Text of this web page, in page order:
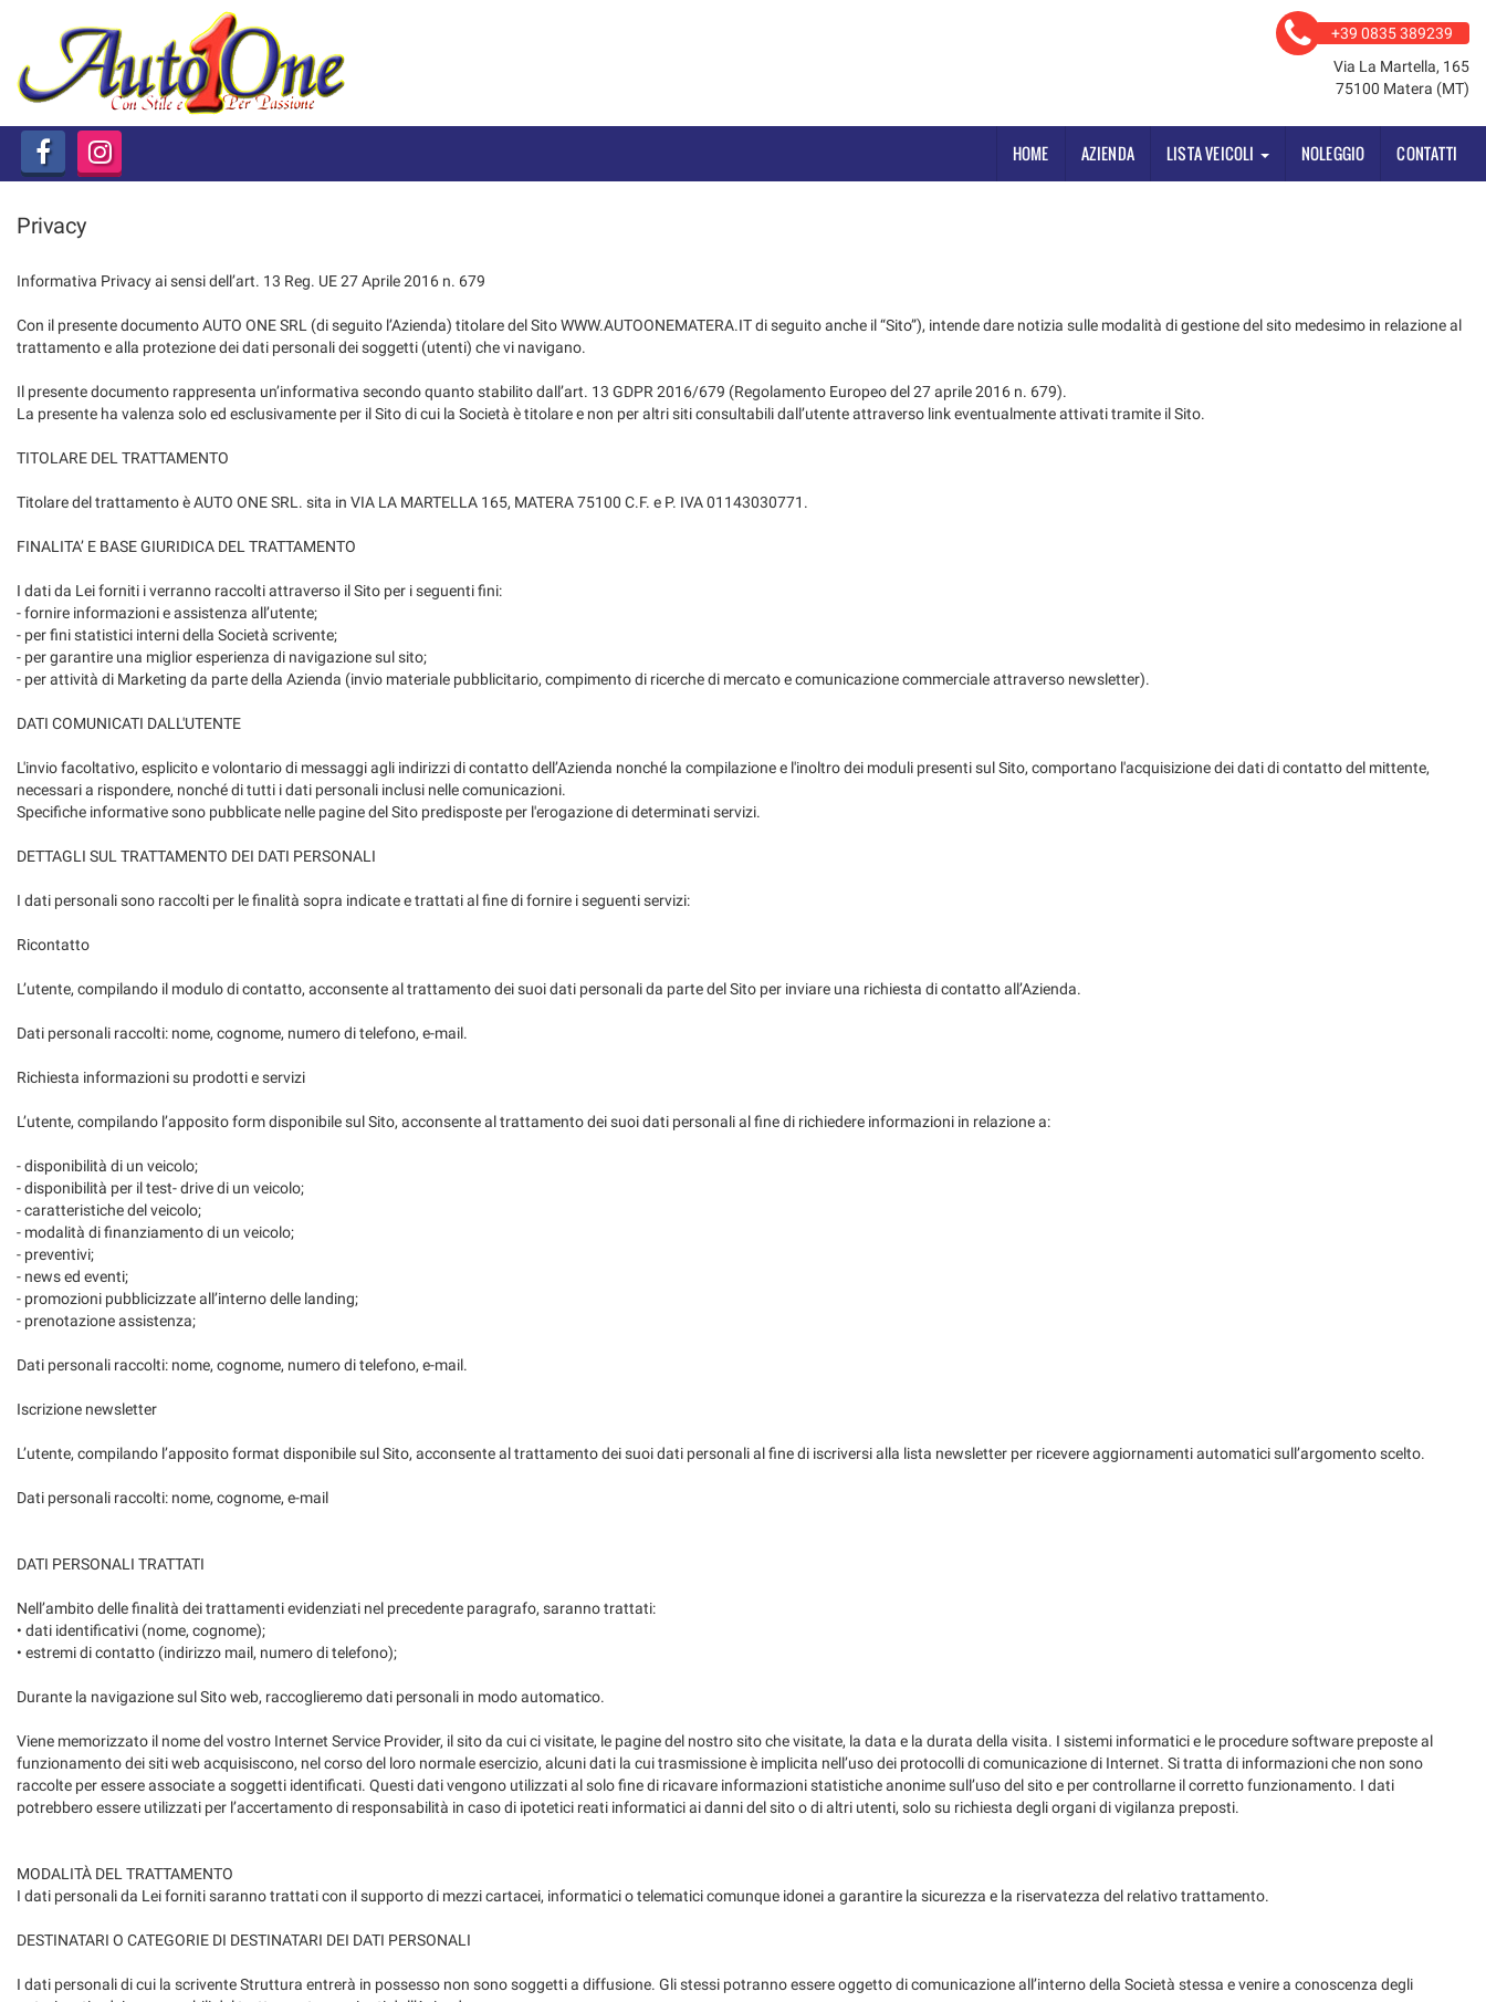
AZIENDA
LISTA VEICOLI
COMMERCIALI LEGGERI
NOLEGGIO
CONTATTI
+39 0835 389239
Via La Martella, 165
75100 Matera (MT)
HOME AZIENDA LISTA VEICOLI NOLEGGIO CONTATTI
Privacy
Informativa Privacy ai sensi dell’art. 13 Reg. UE 27 Aprile 2016 n. 679
Con il presente documento AUTO ONE SRL (di seguito l’Azienda) titolare del Sito WWW.AUTOONEMATERA.IT di seguito anche il “Sito”), intende dare notizia sulle modalità di gestione del sito medesimo in relazione al
trattamento e alla protezione dei dati personali dei soggetti (utenti) che vi navigano.
Il presente documento rappresenta un’informativa secondo quanto stabilito dall’art. 13 GDPR 2016/679 (Regolamento Europeo del 27 aprile 2016 n. 679).
La presente ha valenza solo ed esclusivamente per il Sito di cui la Società è titolare e non per altri siti consultabili dall’utente attraverso link eventualmente attivati tramite il Sito.
TITOLARE DEL TRATTAMENTO
Titolare del trattamento è AUTO ONE SRL. sita in VIA LA MARTELLA 165, MATERA 75100 C.F. e P. IVA 01143030771.
FINALITA’ E BASE GIURIDICA DEL TRATTAMENTO
I dati da Lei forniti i verranno raccolti attraverso il Sito per i seguenti fini:
- fornire informazioni e assistenza all’utente;
- per fini statistici interni della Società scrivente;
- per garantire una miglior esperienza di navigazione sul sito;
- per attività di Marketing da parte della Azienda (invio materiale pubblicitario, compimento di ricerche di mercato e comunicazione commerciale attraverso newsletter).
DATI COMUNICATI DALL'UTENTE
L'invio facoltativo, esplicito e volontario di messaggi agli indirizzi di contatto dell’Azienda nonché la compilazione e l'inoltro dei moduli presenti sul Sito, comportano l'acquisizione dei dati di contatto del mittente,
necessari a rispondere, nonché di tutti i dati personali inclusi nelle comunicazioni.
Specifiche informative sono pubblicate nelle pagine del Sito predisposte per l'erogazione di determinati servizi.
DETTAGLI SUL TRATTAMENTO DEI DATI PERSONALI
I dati personali sono raccolti per le finalità sopra indicate e trattati al fine di fornire i seguenti servizi:
Ricontatto
L’utente, compilando il modulo di contatto, acconsente al trattamento dei suoi dati personali da parte del Sito per inviare una richiesta di contatto all’Azienda.
Dati personali raccolti: nome, cognome, numero di telefono, e-mail.
Richiesta informazioni su prodotti e servizi
L’utente, compilando l’apposito form disponibile sul Sito, acconsente al trattamento dei suoi dati personali al fine di richiedere informazioni in relazione a:
- disponibilità di un veicolo;
- disponibilità per il test- drive di un veicolo;
- caratteristiche del veicolo;
- modalità di finanziamento di un veicolo;
- preventivi;
- news ed eventi;
- promozioni pubblicizzate all’interno delle landing;
- prenotazione assistenza;
Dati personali raccolti: nome, cognome, numero di telefono, e-mail.
Iscrizione newsletter
L’utente, compilando l’apposito format disponibile sul Sito, acconsente al trattamento dei suoi dati personali al fine di iscriversi alla lista newsletter per ricevere aggiornamenti automatici sull’argomento scelto.
Dati personali raccolti: nome, cognome, e-mail
DATI PERSONALI TRATTATI
Nell’ambito delle finalità dei trattamenti evidenziati nel precedente paragrafo, saranno trattati:
• dati identificativi (nome, cognome);
• estremi di contatto (indirizzo mail, numero di telefono);
Durante la navigazione sul Sito web, raccoglieremo dati personali in modo automatico.
Viene memorizzato il nome del vostro Internet Service Provider, il sito da cui ci visitate, le pagine del nostro sito che visitate, la data e la durata della visita. I sistemi informatici e le procedure software preposte al
funzionamento dei siti web acquisiscono, nel corso del loro normale esercizio, alcuni dati la cui trasmissione è implicita nell’uso dei protocolli di comunicazione di Internet. Si tratta di informazioni che non sono
raccolte per essere associate a soggetti identificati. Questi dati vengono utilizzati al solo fine di ricavare informazioni statistiche anonime sull’uso del sito e per controllarne il corretto funzionamento. I dati
potrebbero essere utilizzati per l’accertamento di responsabilità in caso di ipotetici reati informatici ai danni del sito o di altri utenti, solo su richiesta degli organi di vigilanza preposti.
MODALITÀ DEL TRATTAMENTO
I dati personali da Lei forniti saranno trattati con il supporto di mezzi cartacei, informatici o telematici comunque idonei a garantire la sicurezza e la riservatezza del relativo trattamento.
DESTINATARI O CATEGORIE DI DESTINATARI DEI DATI PERSONALI
I dati personali di cui la scrivente Struttura entrerà in possesso non sono soggetti a diffusione. Gli stessi potranno essere oggetto di comunicazione all’interno della Società stessa e venire a conoscenza degli
tue
preferenze
di
consenso
Il
pannello
ti
di
le
tue
di
consenso
tecnologie
tracciamento
adottiamo
offrire
le
funzionalità
e
svolgere
attività
seguito
descritte.
Per
maggiori
sull'utilità
sul
di
strumenti
tracciamento
rimanda
cookie
policy.
Puoi
rivedere
e
modificare
le
tue
in
momento.
Cookie necessari
Cookie delle preferenze
Cookie analitici